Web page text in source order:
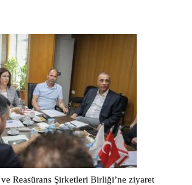
ve Reasürans Şirketleri Birliği’ne ziyaret